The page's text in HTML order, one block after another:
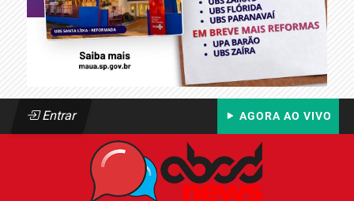
Entrar AGORA AO VIVO